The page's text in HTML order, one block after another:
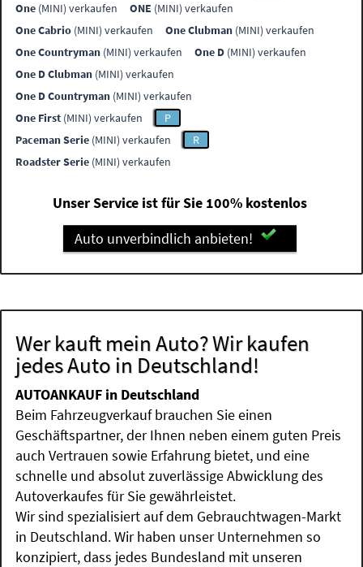
One (MINI) verkaufen ONE (MINI) verkaufen
One Cabrio (MINI) verkaufen One Clubman (MINI) verkaufen
One Countryman (MINI) verkaufen One D (MINI) verkaufen
One D Clubman (MINI) verkaufen
One D Countryman (MINI) verkaufen
One First (MINI) verkaufen
P
Paceman Serie (MINI) verkaufen
R
Roadster Serie (MINI) verkaufen
Unser Service ist für Sie 100% kostenlos
Auto unverbindlich anbieten!
Wer kauft mein Auto? Wir kaufen
jedes Auto in Deutschland!
AUTOANKAUF in Deutschland
Beim Fahrzeugverkauf brauchen Sie einen
Geschäftspartner, der Ihnen neben einem guten Preis
auch Vertrauen sowie Erfahrung bietet, und eine
schnelle und absolut zuverlässige Abwicklung des
Autoverkaufes für Sie gewährleistet.
Wir sind spezialisiert auf dem Gebrauchtwagen-Markt
in Deutschland. Wir haben unser Unternehmen so
konzipiert, dass jedes Bundesland mit unseren